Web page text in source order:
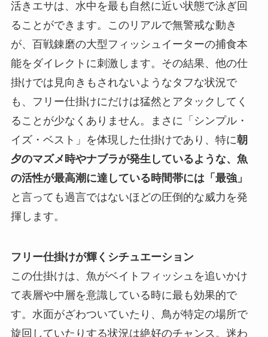
活きエサは、水中を最も自然に近い状態で泳ぎ回
ることができます。このリアルで無警戒な動き
が、百戦錬磨の大型フィッシュイーターの捕食本
能をダイレクトに刺激します。その結果、他の仕
掛けでは見向きもされないようなタフな状況で
も、フリー仕掛けにだけは猛然とアタックしてく
ることが少なくありません。まさに「シンプル・
イズ・ベスト」を体現した仕掛けであり、特に朝
夕のマズメ時やナブラが発生しているような、魚
の活性が最高潮に達している時間帯には「最強」
と言っても過言ではないほどの圧倒的な威力を発
揮します。
フリー仕掛けが輝くシチュエーション
この仕掛けは、魚がベイトフィッシュを追いかけ
て表層や中層を意識している時に最も効果的で
す。水面がざわついていたり、鳥が特定の場所で
旋回していたりする状況は絶好のチャンス。迷わ